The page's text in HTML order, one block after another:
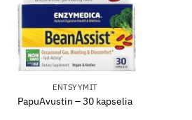
ENTSYYMIT
PapuAvustin – 30 kapselia